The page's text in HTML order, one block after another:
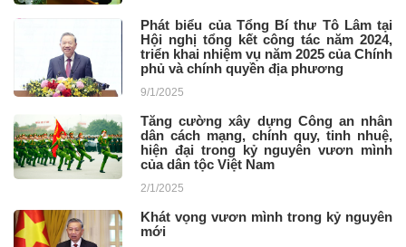
Phát biểu của Tổng Bí thư Tô Lâm tại
Hội nghị tổng kết công tác năm 2024,
triển khai nhiệm vụ năm 2025 của Chính
phủ và chính quyền địa phương
9/1/2025
Tăng cường xây dựng Công an nhân
dân cách mạng, chính quy, tinh nhuệ,
hiện đại trong kỷ nguyên vươn mình
của dân tộc Việt Nam
2/1/2025
Khát vọng vươn mình trong kỷ nguyên
mới